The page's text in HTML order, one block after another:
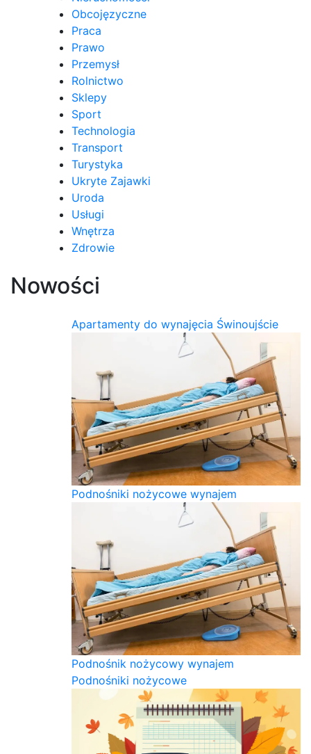
Obcojęzyczne
Praca
Prawo
Przemysł
Rolnictwo
Sklepy
Sport
Technologia
Transport
Turystyka
Ukryte Zajawki
Uroda
Usługi
Wnętrza
Zdrowie
Nowości
Apartamenty do wynajęcia Świnoujście
Podnośniki nożycowe wynajem
Podnośnik nożycowy wynajem
Podnośniki nożycowe